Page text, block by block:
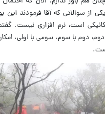
از سوالاتی که آقا فرمودند این
است، نرم افزاری نیست. گفتم
دوم با سوم، سومی با اولی،